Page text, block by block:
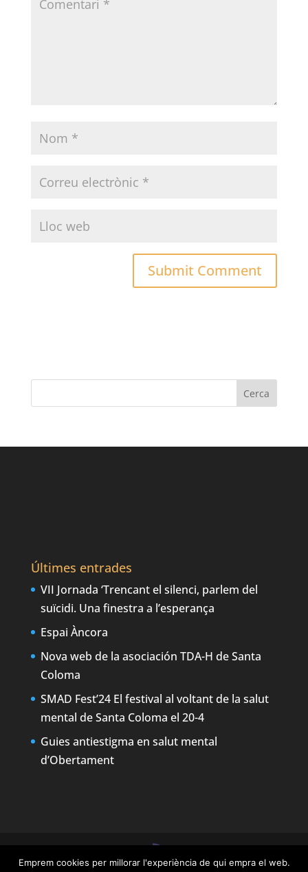
Últimes entrades
VII Jornada ‘Trencant el silenci, parlem del
suïcidi. Una finestra a l’esperança
Espai Àncora
Nova web de la asociación TDA-H de Santa
Coloma
SMAD Fest’24 El festival al voltant de la salut
mental de Santa Coloma el 20-4
Guies antiestigma en salut mental
d’Obertament
Emprem cookies per millorar l'experiència de qui empra el web.